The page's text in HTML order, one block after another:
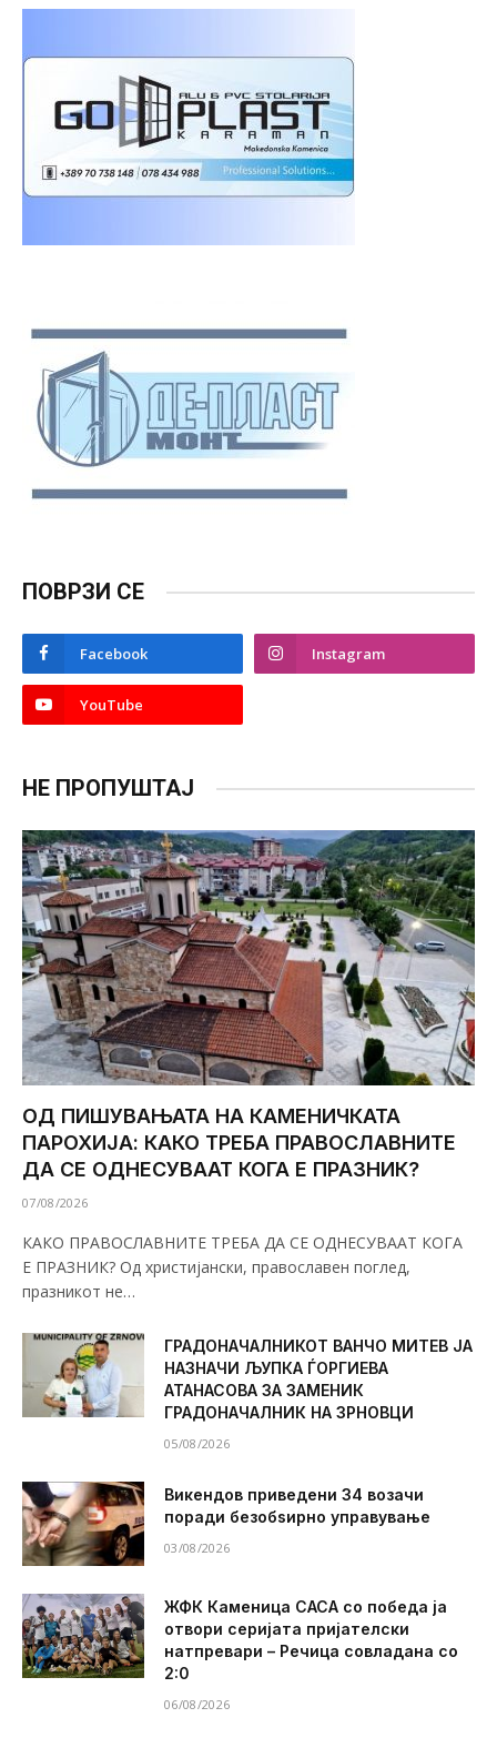
ПОВРЗИ СЕ
Facebook Instagram
YouTube
НЕ ПРОПУШТАЈ
ОД ПИШУВАЊАТА НА КАМЕНИЧКАТА
ПАРОХИЈА: КАКО ТРЕБА ПРАВОСЛАВНИТЕ
ДА СЕ ОДНЕСУВААТ КОГА Е ПРАЗНИК?
07/08/2026
КАКО ПРАВОСЛАВНИТЕ ТРЕБА ДА СЕ ОДНЕСУВААТ КОГА
Е ПРАЗНИК? Од христијански, православен поглед,
празникот не…
ГРАДОНАЧАЛНИКОТ ВАНЧО МИТЕВ ЈА
НАЗНАЧИ ЉУПКА ЃОРГИЕВА
АТАНАСОВА ЗА ЗАМЕНИК
ГРАДОНАЧАЛНИК НА ЗРНОВЦИ
05/08/2026
Викендов приведени 34 возачи
поради безобѕирно управување
03/08/2026
ЖФК Каменица САСА со победа ја
отвори серијата пријателски
натпревари – Речица совладана со
2:0
06/08/2026